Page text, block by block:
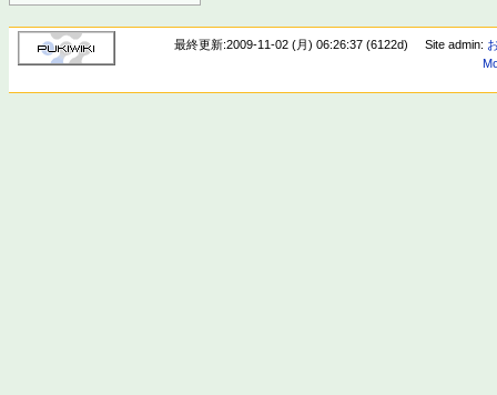
最終更新:2009-11-02 (月) 06:26:37 (6122d) Site admin: